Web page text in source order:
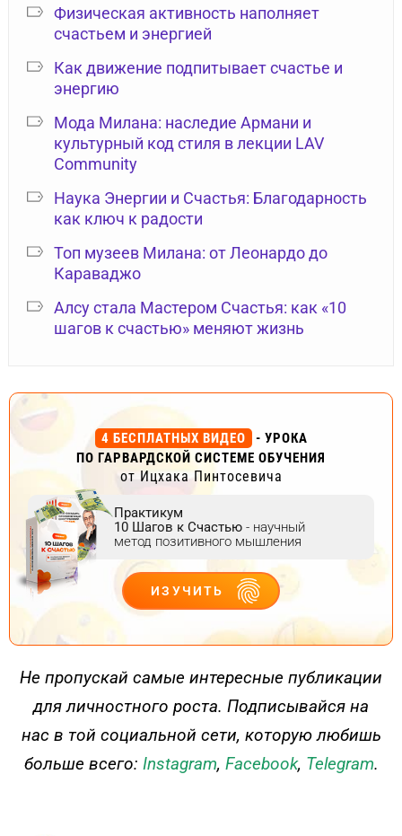
Физическая активность наполняет
счастьем и энергией
Как движение подпитывает счастье и
энергию
Мода Милана: наследие Армани и
культурный код стиля в лекции LAV
Community
Наука Энергии и Счастья: Благодарность
как ключ к радости
Топ музеев Милана: от Леонардо до
Караваджо
Алсу стала Мастером Счастья: как «10
шагов к счастью» меняют жизнь
4 БЕСПЛАТНЫХ ВИДЕО
- УРОКА
ПО ГАРВАРДСКОЙ СИСТЕМЕ ОБУЧЕНИЯ
от Ицхака Пинтосевича
Практикум
10 Шагов к Счастью - научный
метод позитивного мышления
ИЗУЧИТЬ
ДЕЙСТВУЙ
Не пропускай самые интересные публикации
для личностного роста. Подписывайся на
нас в той социальной сети, которую любишь
больше всего: Instagram, Facebook, Telegram.